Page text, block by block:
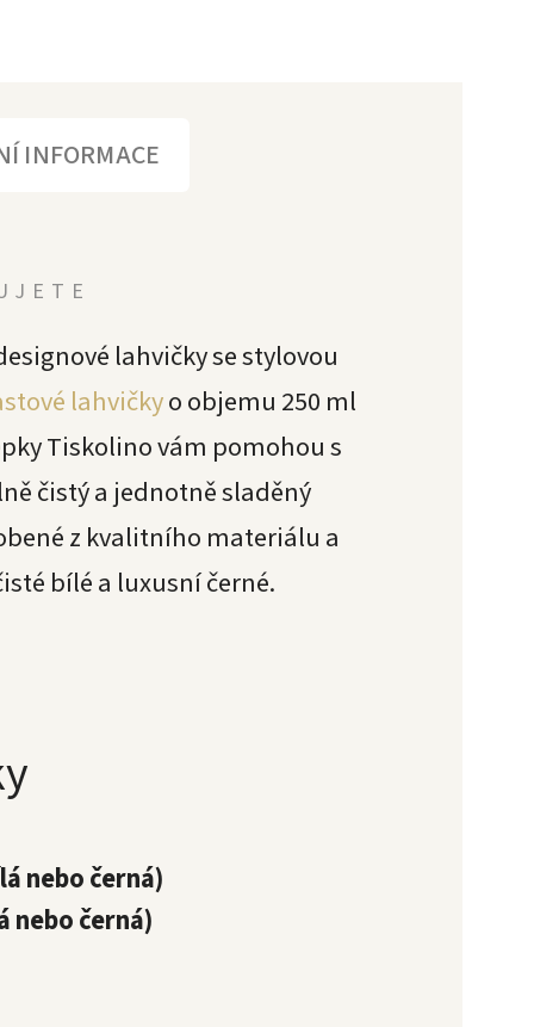
INFORMACE
lahvičky se stylovou
lahvičkyo objemu 250 ml
Tiskolino vám pomohou s
čistý a jednotně sladěný
z kvalitního materiálu a
bílé a luxusní černé.
nebo černá)
nebo černá)